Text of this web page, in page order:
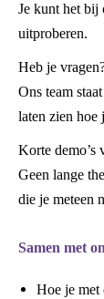
Je kunt het bij
uitproberen.
Heb je
Ons team
laten zien hoe
Korte demo’s
Geen lange
die je meteen
Samen met
Hoe je met